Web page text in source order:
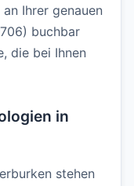
Ihrer genauen
buchbar
die bei Ihnen
in
stehen